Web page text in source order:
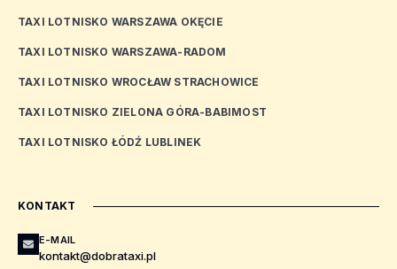
TAXI LOTNISKO WARSZAWA OKĘCIE
TAXI LOTNISKO WARSZAWA-RADOM
TAXI LOTNISKO WROCŁAW STRACHOWICE
TAXI LOTNISKO ZIELONA GÓRA-BABIMOST
TAXI LOTNISKO ŁÓDŹ LUBLINEK
KONTAKT
E-MAIL
kontakt@dobrataxi.pl